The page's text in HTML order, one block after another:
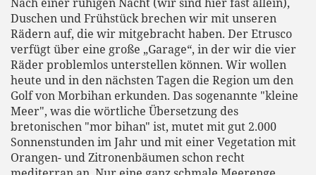
Duschen und Frühstück brechen wir mit unseren
Rädern auf, die wir mitgebracht haben. Der Etrusco
verfügt über eine große „Garage“, in der wir die vier
Räder problemlos unterstellen können. Wir wollen
heute und in den nächsten Tagen die Region um den
Golf von Morbihan erkunden. Das sogenannte "kleine
Meer", was die wörtliche Übersetzung des
bretonischen "mor bihan" ist, mutet mit gut 2.000
Sonnenstunden im Jahr und mit einer Vegetation mit
Orangen- und Zitronenbäumen schon recht